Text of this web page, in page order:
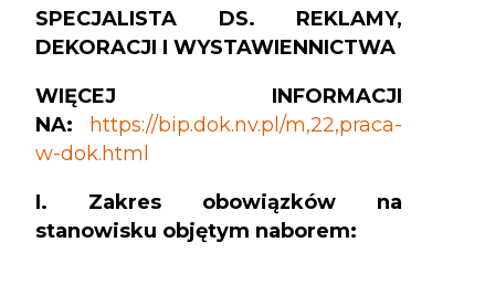
SPECJALISTA DS. REKLAMY,
DEKORACJI I WYSTAWIENNICTWA
WIĘCEJ INFORMACJI
NA: https://bip.dok.nv.pl/m,22,praca-
w-dok.html
I. Zakres obowiązków na
stanowisku objętym naborem: